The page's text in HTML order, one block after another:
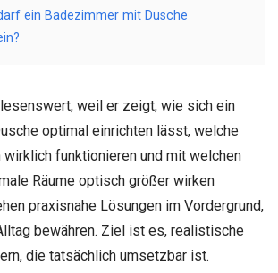
ein Badezimmer mit Dusche
weil er zeigt, wie sich ein
optimal einrichten lässt, welche
funktionieren und mit welchen
Räume optisch größer wirken
praxisnahe Lösungen im Vordergrund,
bewähren. Ziel ist es, realistische
die tatsächlich umsetzbar ist.